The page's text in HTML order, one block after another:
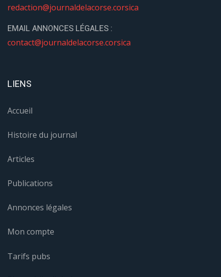
redaction@journaldelacorse.corsica
EMAIL ANNONCES LÉGALES :
contact@journaldelacorse.corsica
LIENS
Accueil
Histoire du journal
Articles
Publications
Annonces légales
Mon compte
Tarifs pubs